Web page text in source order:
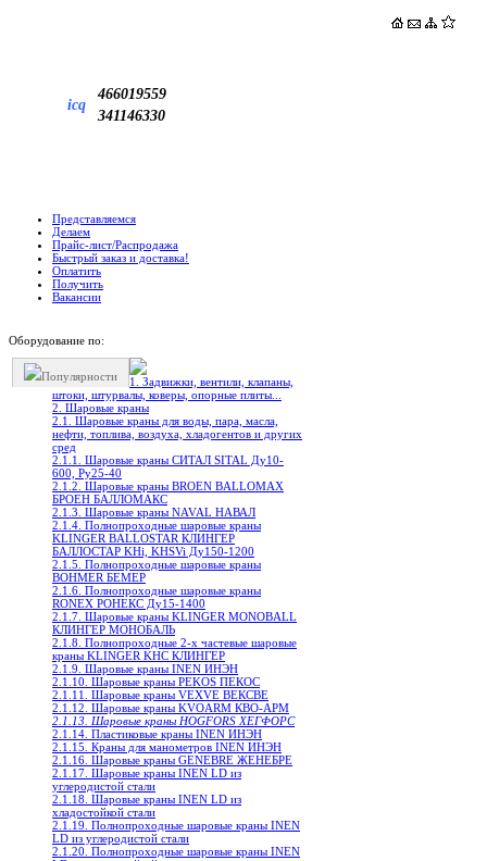
icq
466019559
341146330
Представляемся
Делаем
Прайс-лист/Распродажа
Быстрый заказ и доставка!
Оплатить
Получить
Вакансии
Оборудование по:
Популярности
1. Задвижки, вентили, клапаны,
штоки, штурвалы, коверы, опорные плиты...
2. Шаровые краны
2.1. Шаровые краны для воды, пара, масла,
нефти, топлива, воздуха, хладогентов и других
сред
2.1.1. Шаровые краны СИТАЛ SITAL Ду10-
600, Ру25-40
2.1.2. Шаровые краны BROEN BALLOMAX
БРОЕН БАЛЛОМАКС
2.1.3. Шаровые краны NAVAL НАВАЛ
2.1.4. Полнопроходные шаровые краны
KLINGER BALLOSTAR КЛИНГЕР
БАЛЛОСТАР KHi, KHSVi Ду150-1200
2.1.5. Полнопроходные шаровые краны
BOHMER БЕМЕР
2.1.6. Полнопроходные шаровые краны
RONEX РОНЕКС Ду15-1400
2.1.7. Шаровые краны KLINGER MONOBALL
КЛИНГЕР МОНОБАЛЬ
2.1.8. Полнопроходные 2-х частевые шаровые
краны KLINGER KHC КЛИНГЕР
2.1.9. Шаровые краны INEN ИНЭН
2.1.10. Шаровые краны PEKOS ПЕКОС
2.1.11. Шаровые краны VEXVE ВЕКСВЕ
2.1.12. Шаровые краны KVOARM КВО-АРМ
2.1.13. Шаровые краны HOGFORS ХЕГФОРС
2.1.14. Пластиковые краны INEN ИНЭН
2.1.15. Краны для манометров INEN ИНЭН
2.1.16. Шаровые краны GENEBRE ЖЕНЕБРЕ
2.1.17. Шаровые краны INEN LD из
углеродистой стали
2.1.18. Шаровые краны INEN LD из
хладостойкой стали
2.1.19. Полнопроходные шаровые краны INEN
LD из углеродистой стали
2.1.20. Полнопроходные шаровые краны INEN